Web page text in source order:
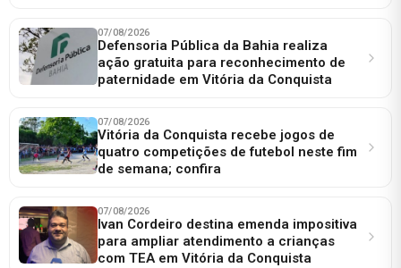
07/08/2026
Defensoria Pública da Bahia realiza
ação gratuita para reconhecimento de
paternidade em Vitória da Conquista
07/08/2026
Vitória da Conquista recebe jogos de
quatro competições de futebol neste fim
de semana; confira
07/08/2026
Ivan Cordeiro destina emenda impositiva
para ampliar atendimento a crianças
com TEA em Vitória da Conquista